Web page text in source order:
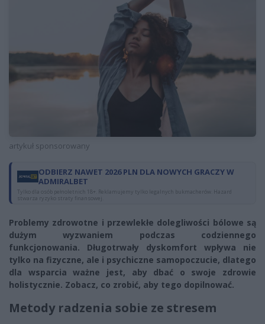
artykuł sponsorowany
ODBIERZ NAWET 2026 PLN DLA NOWYCH GRACZY W
ADMIRALBET
Tylko dla osób pełnoletnich 18+. Reklamujemy tylko legalnych bukmacherów. Hazard
stwarza ryzyko straty finansowej.
Problemy zdrowotne i przewlekłe dolegliwości bólowe są
dużym wyzwaniem podczas codziennego
funkcjonowania. Długotrwały dyskomfort wpływa nie
tylko na fizyczne, ale i psychiczne samopoczucie, dlatego
dla wsparcia ważne jest, aby dbać o swoje zdrowie
holistycznie. Zobacz, co zrobić, aby tego dopilnować.
Metody radzenia sobie ze stresem